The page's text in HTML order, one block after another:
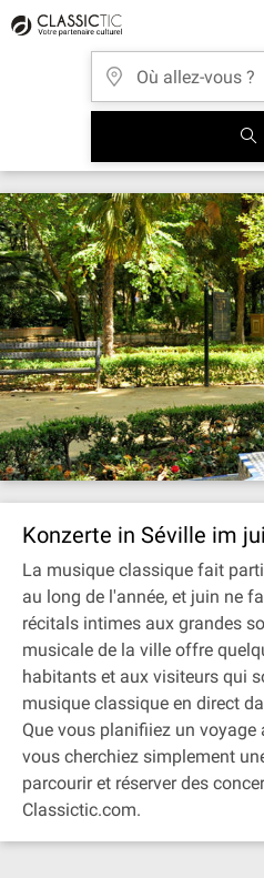
Konzerte in Séville im
La musique classique fait
au long de l'année, et juin ne
récitals intimes aux grandes
musicale de la ville offre
habitants et aux visiteurs qui
musique classique en direct
Que vous planifiiez un
vous cherchiez simplement
parcourir et réserver des
Classictic.com.